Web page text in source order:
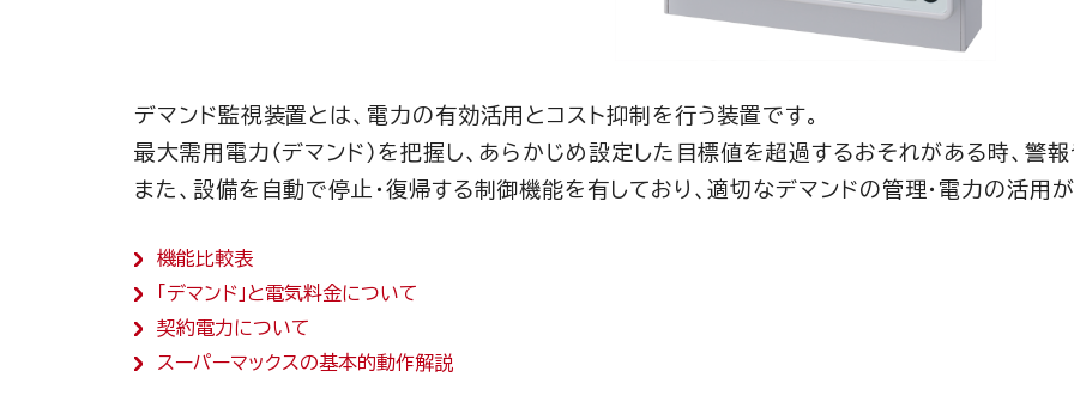
デマンド監視装置とは、電力の有効活用とコスト抑制を行う装置です。
最大需用電力（デマンド）を把握し、あらかじめ設定した目標値を超過するおそれがある時、警
また、設備を自動で停止・復帰する制御機能を有しており、適切なデマンドの管理・電力の活用が
機能比較表
「デマンド」と電気料金について
契約電力について
スーパーマックスの基本的動作解説